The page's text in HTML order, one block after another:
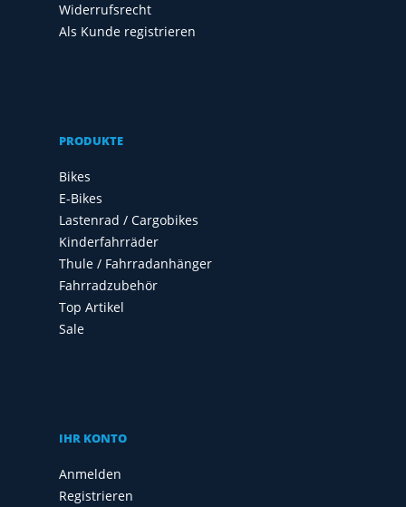
Widerrufsrecht
Als Kunde registrieren
PRODUKTE
Bikes
E-Bikes
Lastenrad / Cargobikes
Kinderfahrräder
Thule / Fahrradanhänger
Fahrradzubehör
Top Artikel
Sale
IHR KONTO
Anmelden
Registrieren